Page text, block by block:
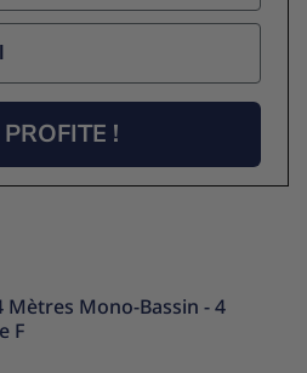
!
Mètres Mono-Bassin - 4
F